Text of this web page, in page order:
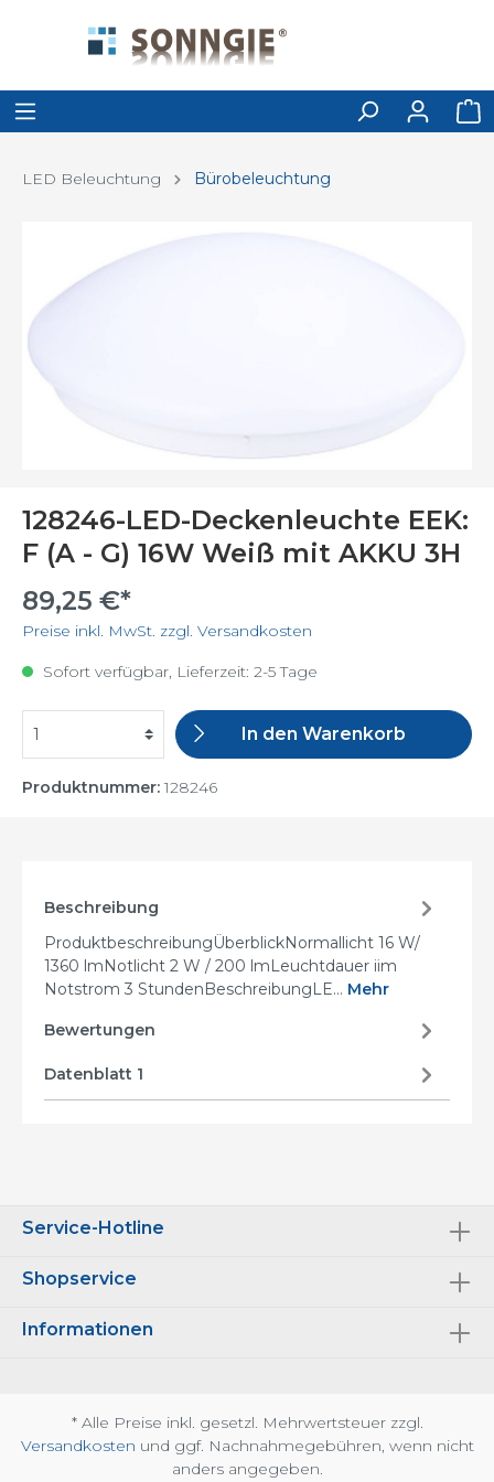
LED Beleuchtung Bürobeleuchtung
128246-LED-Deckenleuchte EEK:
F (A - G) 16W Weiß mit AKKU 3H
89,25 €*
Preise inkl. MwSt. zzgl. Versandkosten
Sofort verfügbar, Lieferzeit: 2-5 Tage
In den Warenkorb
Produktnummer:128246
Beschreibung
ProduktbeschreibungÜberblickNormallicht 16 W/
1360 lmNotlicht 2 W / 200 lmLeuchtdauer iim
Notstrom 3 StundenBeschreibungLE… Mehr
Bewertungen
Datenblatt 1
Service-Hotline
Shopservice
Informationen
* Alle Preise inkl. gesetzl. Mehrwertsteuer zzgl.
Versandkosten und ggf. Nachnahmegebühren, wenn nicht
anders angegeben.